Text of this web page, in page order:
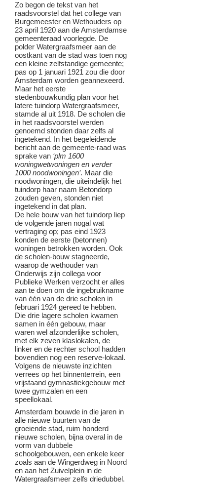
Zo begon de tekst van het
raadsvoorstel dat het college van
Burgemeester en Wethouders op
23 april 1920 aan de Amsterdamse
gemeenteraad voorlegde. De
polder Watergraafsmeer aan de
oostkant van de stad was toen nog
een kleine zelfstandige gemeente;
pas op 1 januari 1921 zou die door
Amsterdam worden geannexeerd.
Maar het eerste
stedenbouwkundig plan voor het
latere tuindorp Watergraafsmeer,
stamde al uit 1918. De scholen die
in het raadsvoorstel werden
genoemd stonden daar zelfs al
ingetekend. In het begeleidende
bericht aan de gemeente-raad was
sprake van ‘plm 1600
woningwetwoningen en verder
1000 noodwoningen’. Maar die
noodwoningen, die uiteindelijk het
tuindorp haar naam Betondorp
zouden geven, stonden niet
ingetekend in dat plan.
De hele bouw van het tuindorp liep
de volgende jaren nogal wat
vertraging op; pas eind 1923
konden de eerste (betonnen)
woningen betrokken worden. Ook
de scholen-bouw stagneerde,
waarop de wethouder van
Onderwijs zijn collega voor
Publieke Werken verzocht er alles
aan te doen om de ingebruikname
van één van de drie scholen in
februari 1924 gereed te hebben.
Die drie lagere scholen kwamen
samen in één gebouw, maar
waren wel afzonderlijke scholen,
met elk zeven klaslokalen, de
linker en de rechter school hadden
bovendien nog een reserve-lokaal.
Volgens de nieuwste inzichten
verrees op het binnenterrein, een
vrijstaand gymnastiekgebouw met
twee gymzalen en een
speellokaal.
Amsterdam bouwde in die jaren in
alle nieuwe buurten van de
groeiende stad, ruim honderd
nieuwe scholen, bijna overal in de
vorm van dubbele
schoolgebouwen, een enkele keer
zoals aan de Wingerdweg in Noord
en aan het Zuivelplein in de
Watergraafsmeer zelfs driedubbel.